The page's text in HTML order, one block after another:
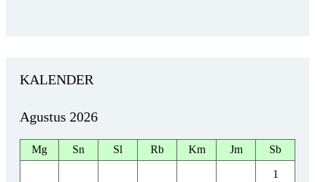
KALENDER
Agustus 2026
Mg Sn Sl Rb Km Jm Sb
1